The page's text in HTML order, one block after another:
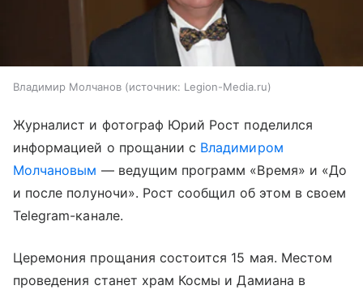
Владимир Молчанов источник: Legion-Media.ru
Журналист и фотограф Юрий Рост поделился
информацией о прощании с Владимиром
Молчановым — ведущим программ «Время» и «До
и после полуночи». Рост сообщил об этом в своем
Telegram-канале.
Церемония прощания состоится 15 мая. Местом
проведения станет храм Космы и Дамиана в